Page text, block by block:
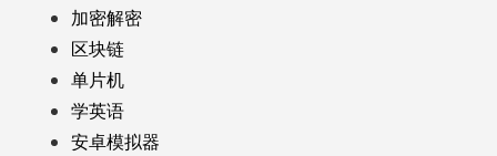
加密解密
区块链
单片机
学英语
安卓模拟器